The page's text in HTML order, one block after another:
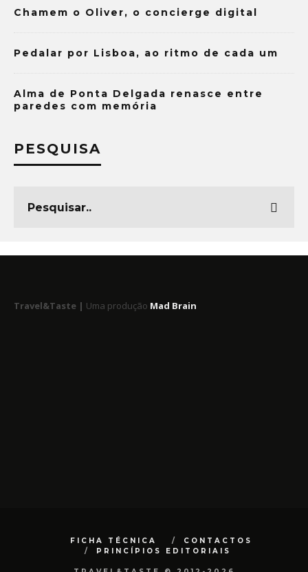
Chamem o Oliver, o concierge digital
Pedalar por Lisboa, ao ritmo de cada um
Alma de Ponta Delgada renasce entre
paredes com memória
PESQUISA
Travel&Taste | Uma produção Mad Brain
FICHA TÉCNICA
CONTACTOS
PRINCÍPIOS EDITORIAIS